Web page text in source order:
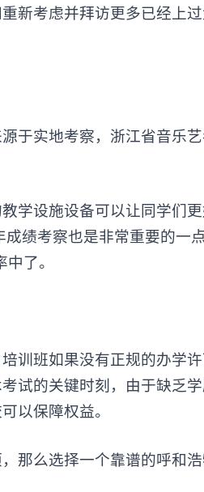
新考虑并拜访更多已经上
实地考察，浙江省音乐
设施设备可以让同学们
绩考察也是非常重要的一
了。
班如果没有正规的办学
试的关键时刻，由于缺乏
以保障权益。
那么选择一个靠谱的呼和